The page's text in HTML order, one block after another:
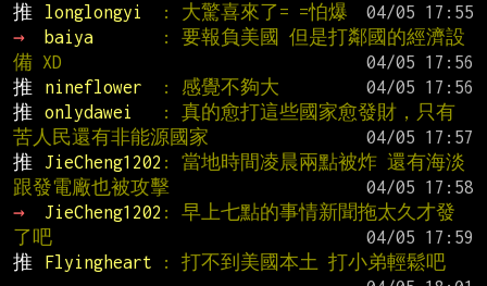
推
longlongyi : 大驚喜來了= =怕爆
→
baiya
: 要報負美國 但是打鄰國的經濟設
備 XD
推
nineflower : 感覺不夠大
推
onlydawei
: 真的愈打這些國家愈發財，只有
苦人民還有非能源國家
推
JieCheng1202 : 當地時間凌晨兩點被炸 還有海淡
跟發電廠也被攻擊
→
JieCheng1202 : 早上七點的事情新聞拖太久才發
了吧
推
Flyingheart
: 打不到美國本土 打小弟輕鬆吧